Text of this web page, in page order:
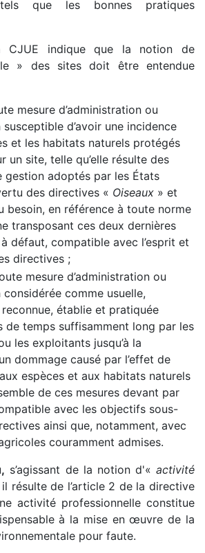
que les bonnes pratiques
CJUE indique que la notion de
» des sites doit être entendue
mesure d’administration ou
susceptible d’avoir une incidence
et les habitats naturels protégés
un site, telle qu’elle résulte des
gestion adoptés par les États
des directives « Oiseaux» et
besoin, en référence à toute norme
transposant ces deux dernières
défaut, compatible avec l’esprit et
directives ;
mesure d’administration ou
considérée comme usuelle,
établie et pratiquée
de temps suffisamment long par les
les exploitants jusqu’à la
dommage causé par l’effet de
espèces et aux habitats naturels
de ces mesures devant par
avec les objectifs sous-
ainsi que, notamment, avec
couramment admises.
s’agissant de la notion d'« activité
il résulte de l’article 2 de la directive
activité professionnelle constitue
à la mise en œuvre de la
pour faute.